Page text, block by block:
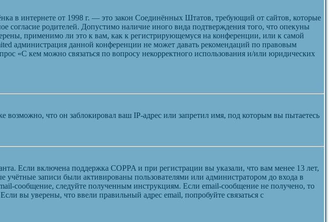
в интернете от 1998 г. — это закон Соединённых Штатов, требующий от сайтов, которые
родителей. Допустимо наличие иного вида подтверждения того, что опекуны
применимо ли это к вам, как к регистрирующемуся на конференции, или к самой
администрация данной конференции не может давать рекомендаций по правовым
«С кем можно связаться по вопросу некорректного использования и/или юридических
что он заблокировал ваш IP-адрес или запретил имя, под которым вы пытаетесь
Если включена поддержка COPPA и при регистрации вы указали, что вам менее 13 лет,
записи были активированы пользователями или администратором до входа в
сообщение, следуйте полученным инструкциям. Если email-сообщение не получено, то
вы уверены, что ввели правильный адрес email, попробуйте связаться с